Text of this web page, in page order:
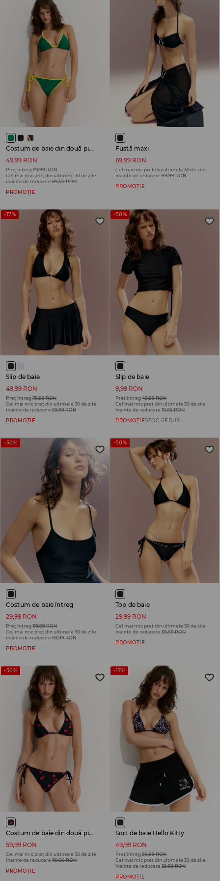
Costum de baie din două piese
49,99 RON
Preț întreg119,99 RON
Cel mai mic preț din ultimele 30 de zile
înainte de reducere 89,99 RON
PROMOȚIE
Fustă maxi
69,99 RON
Cel mai mic preț din ultimele 30 de zile
înainte de reducere 99,99 RON
PROMOȚIE
-17%
Slip de baie
49,99 RON
Preț întreg79,99 RON
Cel mai mic preț din ultimele 30 de zile
înainte de reducere 59,99 RON
PROMOȚIE
-50%
Slip de baie
9,99 RON
Preț întreg49,99 RON
Cel mai mic preț din ultimele 30 de zile
înainte de reducere 19,99 RON
PROMOȚIESTOC REDUS
-50%
Costum de baie întreg
29,99 RON
Preț întreg119,99 RON
Cel mai mic preț din ultimele 30 de zile
înainte de reducere 59,99 RON
PROMOȚIE
-50%
Top de baie
29,99 RON
Cel mai mic preț din ultimele 30 de zile
înainte de reducere 59,99 RON
PROMOȚIE
-50%
Costum de baie din două piese
59,99 RON
Cel mai mic preț din ultimele 30 de zile
înainte de reducere 119,99 RON
PROMOȚIE
-17%
Șort de baie Hello Kitty
49,99 RON
Preț întreg99,99 RON
Cel mai mic preț din ultimele 30 de zile
înainte de reducere 59,99 RON
PROMOȚIE